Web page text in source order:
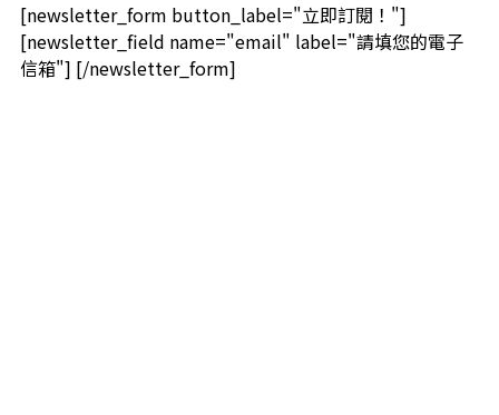
[newsletter_form button_label="立即訂閱！"]
[newsletter_field name="email" label="請填您的電子
信箱"] [/newsletter_form]